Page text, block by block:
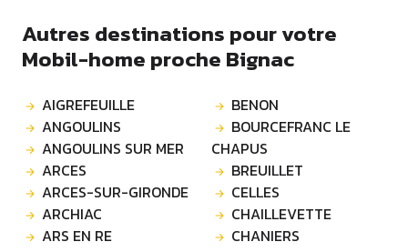
Autres destinations pour votre
Mobil-home proche Bignac
AIGREFEUILLE
ANGOULINS
ANGOULINS SUR MER
ARCES
ARCES-SUR-GIRONDE
ARCHIAC
ARS EN RE
BENON
BOURCEFRANC LE
CHAPUS
BREUILLET
CELLES
CHAILLEVETTE
CHANIERS